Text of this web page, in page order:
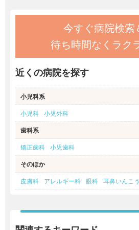
今すぐ病院検索
待ち時間なくラク
近くの病院を探す
小児科系
小児科 小児外科
歯科系
矯正歯科 小児歯科
そのほか
皮膚科 アレルギー科 眼科 耳鼻いんこ